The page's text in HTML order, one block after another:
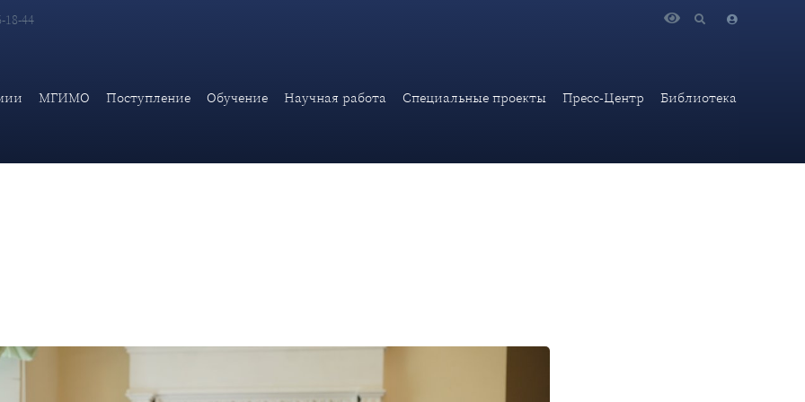
18-44
МГИМО Поступление Обучение Научная работа Специальные проекты Пресс-Центр Библиотека